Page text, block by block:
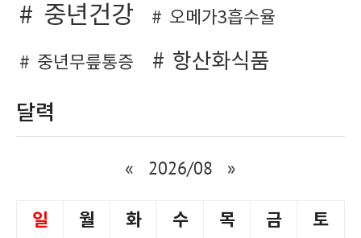
중년건강 오메가3흡수율
중년무릎통증 항산화식품
달력
« 2026/08 »
일 월 화 수 목 금 토